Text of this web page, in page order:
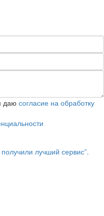
даю согласие на обработку
лучший сервис”.